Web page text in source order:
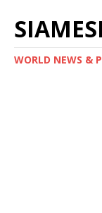
WORLD NEWS &